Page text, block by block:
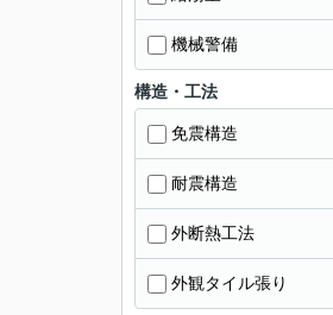
機械警備
構造・工法
免震構造
耐震構造
外断熱工法
外観タイル張り